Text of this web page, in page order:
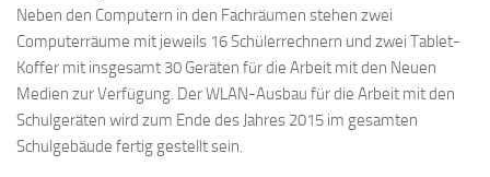
Neben den Computern in den Fachräumen stehen zwei
Computerräume mit jeweils 16 Schülerrechnern und zwei Tablet-
Koffer mit insgesamt 30 Geräten für die Arbeit mit den Neuen
Medien zur Verfügung. Der WLAN-Ausbau für die Arbeit mit den
Schulgeräten wird zum Ende des Jahres 2015 im gesamten
Schulgebäude fertig gestellt sein.